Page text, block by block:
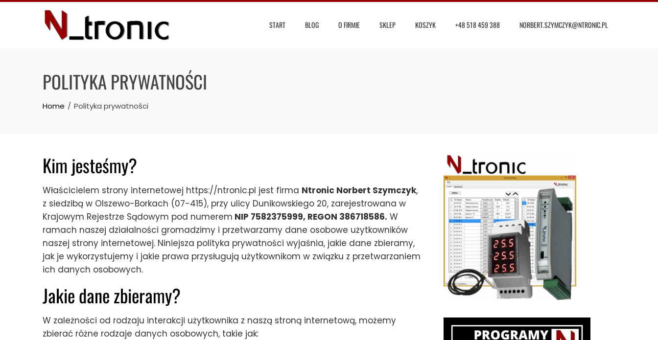
Skip
START BLOG O FIRMIE SKLEP KOSZYK +48 518 459 388 NORBERT.SZYMCZYK@NTRONIC.PL
POLITYKA PRYWATNOŚCI
Home Polityka prywatności
Kim jesteśmy?
Właścicielem strony internetowej https://ntronic.pl jest firma Ntronic Norbert Szymczyk,
z siedzibą w Olszewo-Borkach (07-415), przy ulicy Dunikowskiego 20, zarejestrowana w
Krajowym Rejestrze Sądowym pod numerem NIP 7582375999, REGON 386718586. W
ramach naszej działalności gromadzimy i przetwarzamy dane osobowe użytkowników
naszej strony internetowej. Niniejsza polityka prywatności wyjaśnia, jakie dane zbieramy,
jak je wykorzystujemy i jakie prawa przysługują użytkownikom w związku z przetwarzaniem
ich danych osobowych.
Jakie dane zbieramy?
W zależności od rodzaju interakcji użytkownika z naszą stroną internetową, możemy
zbierać różne rodzaje danych osobowych, takie jak: